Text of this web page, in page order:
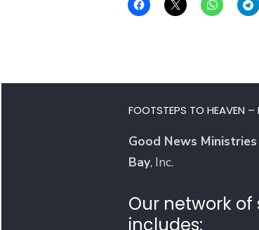
FOOTSTEPS TO HEAVEN –
Good News
Bay, Inc.
Our network of
includes: